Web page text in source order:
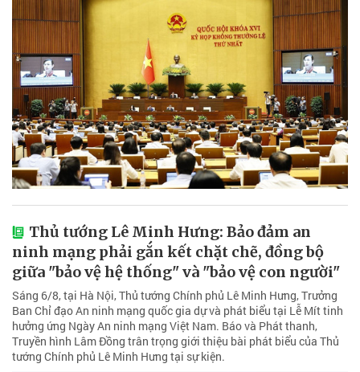
Thủ tướng Lê Minh Hưng: Bảo đảm an
ninh mạng phải gắn kết chặt chẽ, đồng bộ
giữa "bảo vệ hệ thống" và "bảo vệ con người"
Sáng 6/8, tại Hà Nội, Thủ tướng Chính phủ Lê Minh Hưng, Trưởng
Ban Chỉ đạo An ninh mạng quốc gia dự và phát biểu tại Lễ Mít tinh
hưởng ứng Ngày An ninh mạng Việt Nam. Báo và Phát thanh,
Truyền hình Lâm Đồng trân trọng giới thiệu bài phát biểu của Thủ
tướng Chính phủ Lê Minh Hưng tại sự kiện.